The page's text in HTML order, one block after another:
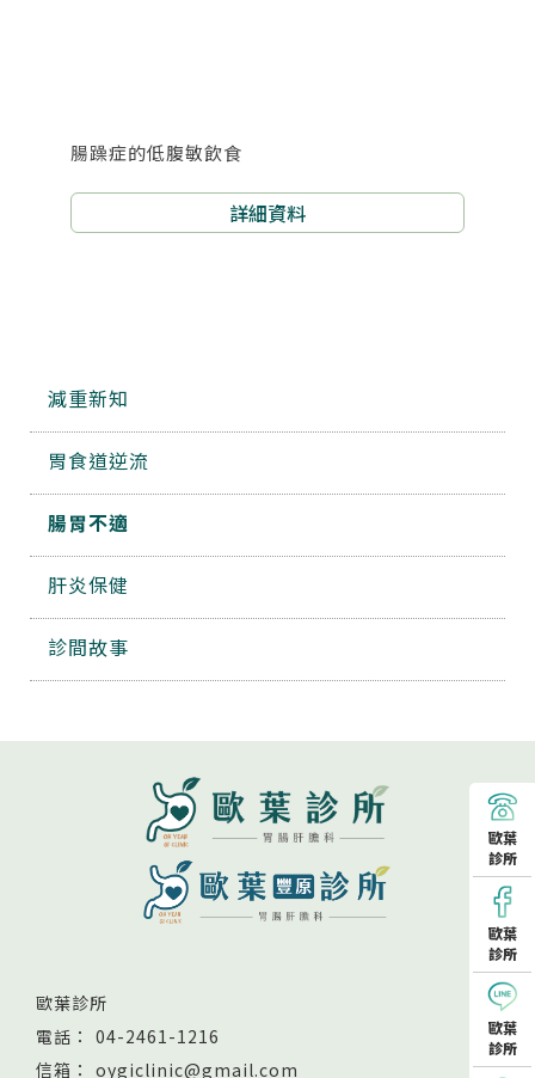
減重新知
胃食道逆流
腸胃不適
肝炎保健
診間故事
腸躁症的低腹敏飲食
詳細資料
歐葉診所
04-2461-1216
oygiclinic@gmail.com
歐葉
診所
歐葉
診所
歐葉
診所